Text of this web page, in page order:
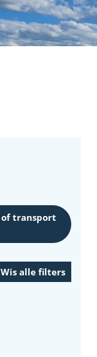
of transport